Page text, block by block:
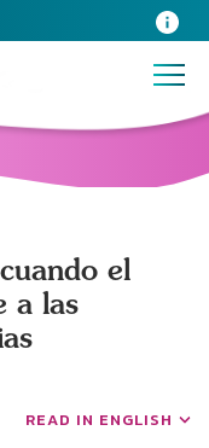
el
a las
READ IN ENGLISH